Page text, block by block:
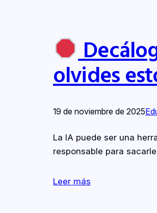
olvides
19 de noviembre de 2025
La IA puede ser una
responsable para
Leer más